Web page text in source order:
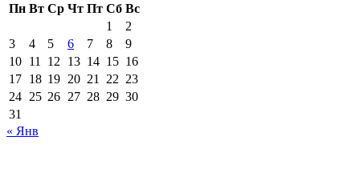
Пн Вт Ср Чт Пт Сб Вс
1
2
3
4 5 6 7 8
9
10 11 12 13 14 15 16
17 18 19 20 21 22 23
24 25 26 27 28 29 30
31
« Янв